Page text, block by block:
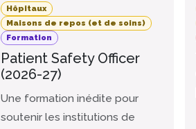
Hôpitaux
Maisons de repos (et de soins)
Formation
Patient Safety Officer
(2026-27)
Une formation inédite pour
soutenir les institutions de